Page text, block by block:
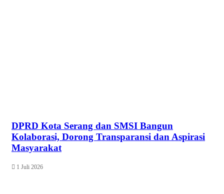
DPRD Kota Serang dan SMSI Bangun
Kolaborasi, Dorong Transparansi dan Aspirasi
Masyarakat
1 Juli 2026